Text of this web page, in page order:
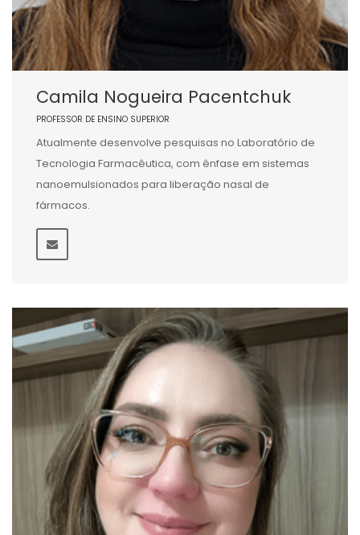
Camila Nogueira Pacentchuk
PROFESSOR DE ENSINO SUPERIOR
Atualmente desenvolve pesquisas no Laboratório de
Tecnologia Farmacêutica, com ênfase em sistemas
nanoemulsionados para liberação nasal de
fármacos.